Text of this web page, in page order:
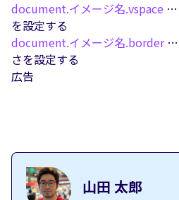
document.イメージ名.vspace
を設定する
document.イメージ名.border
さを設定する
広告
山田 太郎